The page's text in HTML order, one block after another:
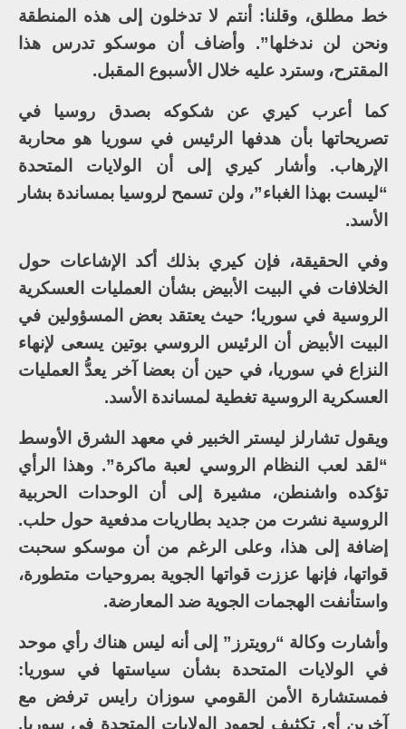
خط مطلق، وقلنا: أنتم لا تدخلون إلى هذه المنطقة
ونحن لن ندخلها”. وأضاف أن موسكو تدرس هذا
المقترح، وسترد عليه خلال الأسبوع المقبل.
كما أعرب كيري عن شكوكه بصدق روسيا في
تصريحاتها بأن هدفها الرئيس في سوريا هو محاربة
الإرهاب. وأشار كيري إلى أن الولايات المتحدة
“ليست بهذا الغباء”، ولن تسمح لروسيا بمساندة بشار
الأسد.
وفي الحقيقة، فإن كيري بذلك أكد الإشاعات حول
الخلافات في البيت الأبيض بشأن العمليات العسكرية
الروسية في سوريا؛ حيث يعتقد بعض المسؤولين في
البيت الأبيض أن الرئيس الروسي بوتين يسعى لإنهاء
النزاع في سوريا، في حين أن بعضا آخر يعدُّ العمليات
العسكرية الروسية تغطية لمساندة الأسد.
ويقول تشارلز ليستر الخبير في معهد الشرق الأوسط
“لقد لعب النظام الروسي لعبة ماكرة”. وهذا الرأي
تؤكده واشنطن، مشيرة إلى أن الوحدات الحربية
الروسية نشرت من جديد بطاريات مدفعية حول حلب.
إضافة إلى هذا، وعلى الرغم من أن موسكو سحبت
قواتها، فإنها عززت قواتها الجوية بمروحيات متطورة،
واستأنفت الهجمات الجوية ضد المعارضة.
وأشارت وكالة “رويترز” إلى أنه ليس هناك رأي موحد
في الولايات المتحدة بشأن سياستها في سوريا:
فمستشارة الأمن القومي سوزان رايس ترفض مع
آخرين أي تكثيف لجهود الولايات المتحدة في سوريا.